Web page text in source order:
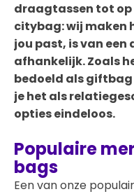
draagtassen tot
citybag: wij maken
jou past, is van
afhankelijk. Zoals
bedoeld als giftbag
je het als
opties eindeloos.
Populaire
bags
Een van onze